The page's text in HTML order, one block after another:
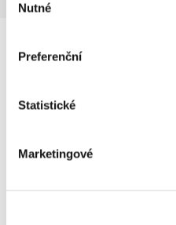
souhlasu
Nutné
Preferenční
Statistické
Marketingové